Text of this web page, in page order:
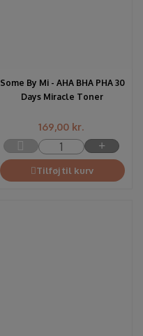
Some By Mi - AHA BHA PHA 30
Days Miracle Toner
169,00 kr.
Tilføj til kurv